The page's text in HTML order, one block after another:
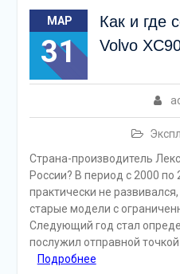
МАР
31
Как и где
Volvo
Страна-производитель
России? В период с 2000
практически не
старые модели с
Следующий год стал
послужил отправной
Подробнее